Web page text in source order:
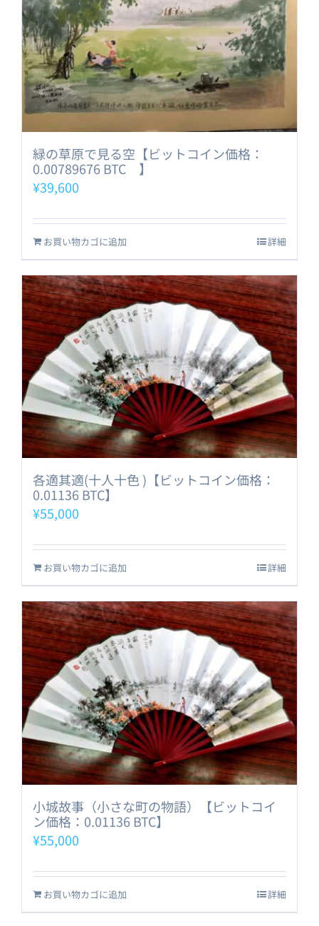
緑の草原で見る空【ビットコイン価格：
0.00789676 BTC 】
¥39,600
お買い物カゴに追加 詳細
各適其適(十人十色 )【ビットコイン価格：
0.01136 BTC】
¥55,000
お買い物カゴに追加 詳細
小城故事（小さな町の物語）【ビットコイ
ン価格：0.01136 BTC】
¥55,000
お買い物カゴに追加 詳細